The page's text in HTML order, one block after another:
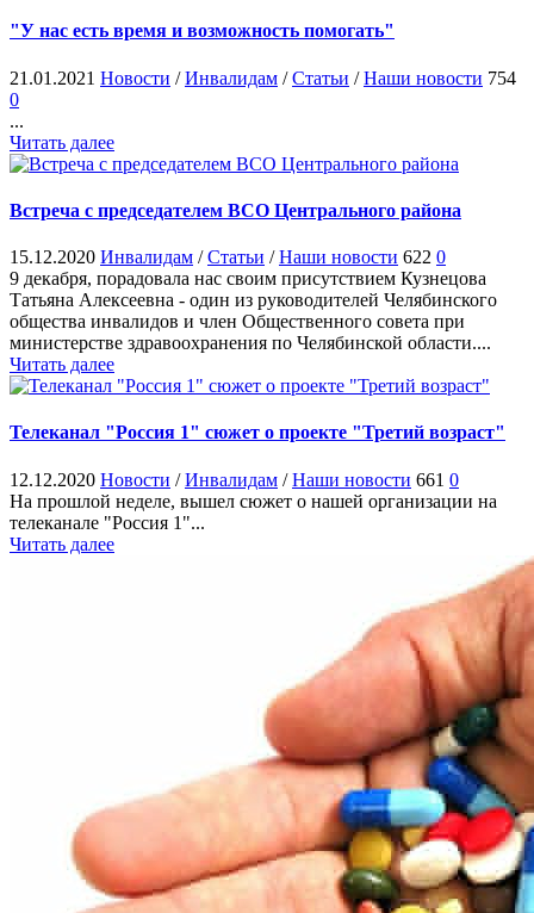
"У нас есть время и возможность помогать"
21.01.2021 Новости /Инвалидам /Статьи /Наши новости 754
0
...
Читать далее
Встреча с председателем ВСО Центрального района
15.12.2020 Инвалидам /Статьи /Наши новости 622 0
9 декабря, порадовала нас своим присутствием Кузнецова
Татьяна Алексеевна - один из руководителей Челябинского
общества инвалидов и член Общественного совета при
министерстве здравоохранения по Челябинской области....
Читать далее
Телеканал "Россия 1" сюжет о проекте "Третий возраст"
12.12.2020 Новости /Инвалидам /Наши новости 661 0
На прошлой неделе, вышел сюжет о нашей организации на
телеканале "Россия 1"...
Читать далее